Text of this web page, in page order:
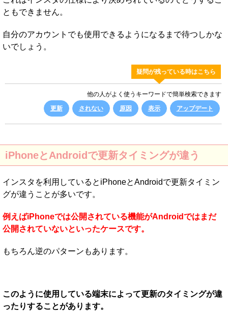
ともできません。
自分のアカウントでも使用できるようになるまで待つしかな
いでしょう。
疑問が残っている時はこちら
他の人がよく使うキーワードで簡単検索できます
更新
されない 原因 表示 アップデート
iPhoneとAndroidで更新タイミングが違う
インスタを利用しているとiPhoneとAndroidで更新タイミン
グが違うことが多いです。
例えばiPhoneでは公開されている機能がAndroidではまだ
公開されていないといったケースです。
もちろん逆のパターンもあります。
このように使用している端末によって更新のタイミングが違
ったりすることがあります。